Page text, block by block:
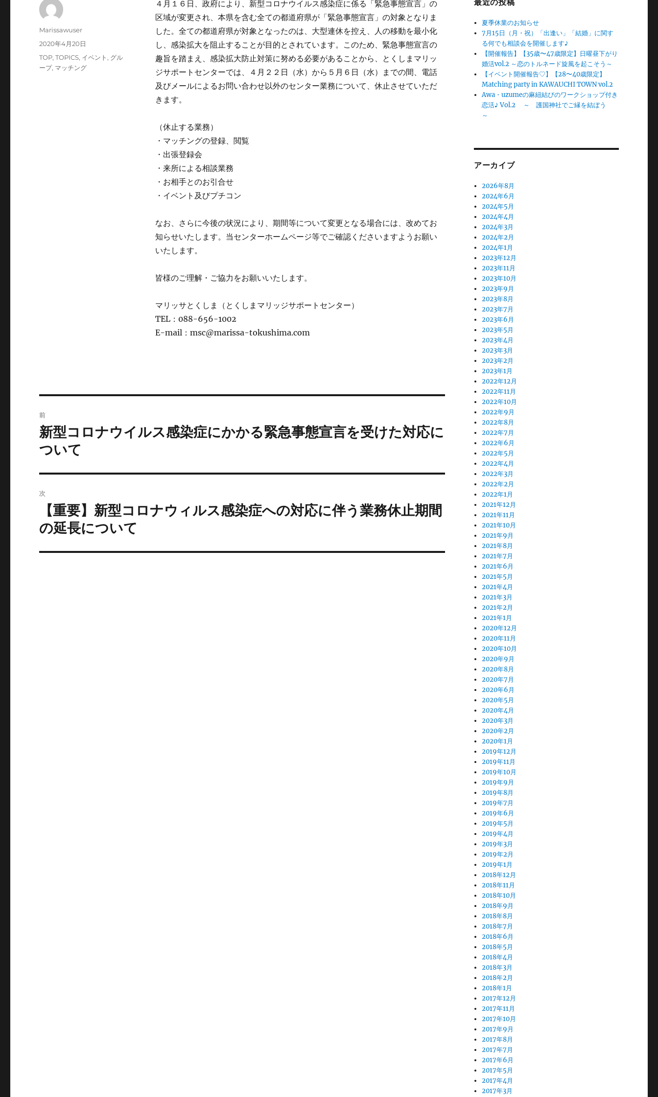
４月１６日、政府により、新型コロナウイルス感染症に係る「緊急事態宣言」の
区域が変更され、本県を含む全ての都道府県が「緊急事態宣言」の対象となりま
した。全ての都道府県が対象となったのは、大型連休を控え、人の移動を最小化
し、感染拡大を阻止することが目的とされています。このため、緊急事態宣言の
趣旨を踏まえ、感染拡大防止対策に努める必要があることから、とくしまマリッ
ジサポートセンターでは、４月２２日（水）から５月６日（水）までの間、電話
及びメールによるお問い合わせ以外のセンター業務について、休止させていただ
きます。
（休止する業務）
・マッチングの登録、閲覧
・出張登録会
・来所による相談業務
・お相手とのお引合せ
・イベント及びプチコン
なお、さらに今後の状況により、期間等について変更となる場合には、改めてお
知らせいたします。当センターホームページ等でご確認くださいますようお願い
いたします。
皆様のご理解・ご協力をお願いいたします。
マリッサとくしま（とくしまマリッジサポートセンター）
TEL：088-656-1002
E-mail：msc@marissa-tokushima.com
投
Marissawuser
投
2020年4月20日
カ
テ
TOP,TOPICS, イベント , グル
ープ, マッチング
稿
ナ
ゲ
ー
シ
ョ
前
前
の
投
稿:
新型コロナウイルス感染症にかかる緊急事態宣言を受けた対応に
ついて
次
の
投
稿:
【重要】新型コロナウィルス感染症への対応に伴う業務休止期間
の延長について
最近の投稿
夏季休業のお知らせ
7月15日（月・祝）「出逢い」「結婚」に関す
る何でも相談会を開催します♪
【開催報告】【35歳〜47歳限定】日曜昼下がり
婚活vol.2 ～恋のトルネード旋風を起こそう～
【イベント開催報告♡】【28〜40歳限定】
Matching party in KAWAUCHI TOWN vol.2
Awa・uzumeの麻紐結びのワークショップ付き
恋活♪ Vol.2 ～ 護国神社でご縁を結ぼう
～
アーカイブ
2026年8月
2024年6月
2024年5月
2024年4月
2024年3月
2024年2月
2024年1月
2023年12月
2023年11月
2023年10月
2023年9月
2023年8月
2023年7月
2023年6月
2023年5月
2023年4月
2023年3月
2023年2月
2023年1月
2022年12月
2022年11月
2022年10月
2022年9月
2022年8月
2022年7月
2022年6月
2022年5月
2022年4月
2022年3月
2022年2月
2022年1月
2021年12月
2021年11月
2021年10月
2021年9月
2021年8月
2021年7月
2021年6月
2021年5月
2021年4月
2021年3月
2021年2月
2021年1月
2020年12月
2020年11月
2020年10月
2020年9月
2020年8月
2020年7月
2020年6月
2020年5月
2020年4月
2020年3月
2020年2月
2020年1月
2019年12月
2019年11月
2019年10月
2019年9月
2019年8月
2019年7月
2019年6月
2019年5月
2019年4月
2019年3月
2019年2月
2019年1月
2018年12月
2018年11月
2018年10月
2018年9月
2018年8月
2018年7月
2018年6月
2018年5月
2018年4月
2018年3月
2018年2月
2018年1月
2017年12月
2017年11月
2017年10月
2017年9月
2017年8月
2017年7月
2017年6月
2017年5月
2017年4月
2017年3月